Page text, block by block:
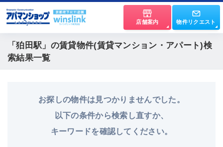
店舗案内 物件リクエスト
「狛田駅」 の賃貸物件(賃貸マンション・アパート)検
索結果一覧
お探しの物件は見つかりませんでした。
以下の条件から検索し直すか、
キーワードを確認してください。